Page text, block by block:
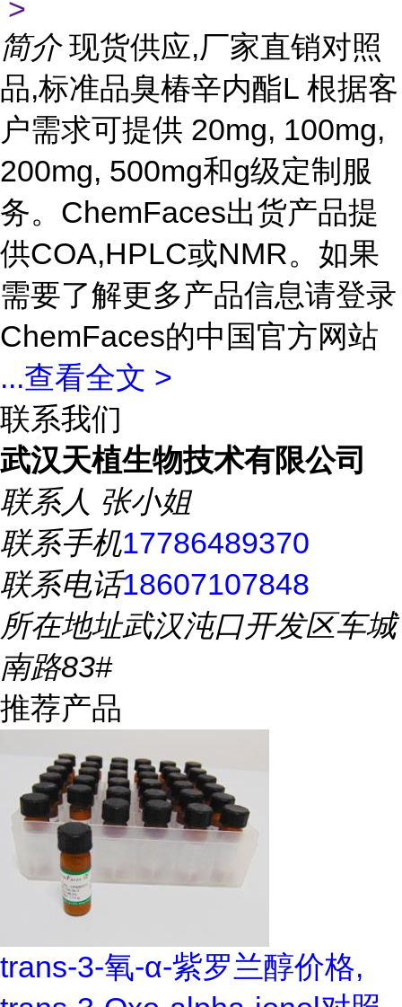
>
简介 现货供应,厂家直销对照
品,标准品臭椿辛内酯L 根据客
户需求可提供 20mg, 100mg,
200mg, 500mg和g级定制服
务。ChemFaces出货产品提
供COA,HPLC或NMR。如果
需要了解更多产品信息请登录
ChemFaces的中国官方网站
...查看全文 >
联系我们
武汉天植生物技术有限公司
联系人 张小姐
联系手机17786489370
联系电话18607107848
所在地址武汉沌口开发区车城
南路83#
推荐产品
trans-3-氧-α-紫罗兰醇价格,